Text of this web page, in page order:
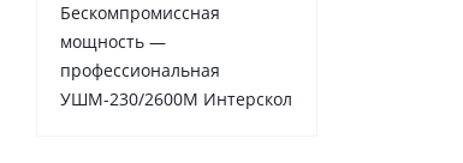
Бескомпромиссная
мощность —
профессиональная
УШМ-230/2600М Интерскол